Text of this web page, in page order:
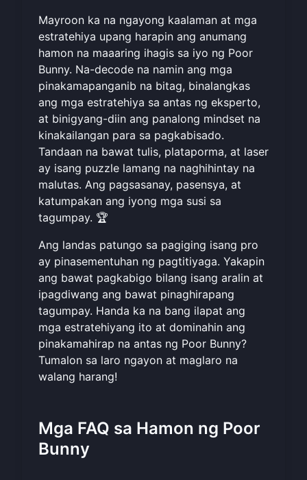
Mayroon ka na ngayong kaalaman at mga
estratehiya upang harapin ang anumang
hamon na maaaring ihagis sa iyo ng Poor
Bunny. Na-decode na namin ang mga
pinakamapanganib na bitag, binalangkas
ang mga estratehiya sa antas ng eksperto,
at binigyang-diin ang panalong mindset na
kinakailangan para sa pagkabisado.
Tandaan na bawat tulis, plataporma, at laser
ay isang puzzle lamang na naghihintay na
malutas. Ang pagsasanay, pasensya, at
katumpakan ang iyong mga susi sa
tagumpay. 🏆
Ang landas patungo sa pagiging isang pro
ay pinasementuhan ng pagtitiyaga. Yakapin
ang bawat pagkabigo bilang isang aralin at
ipagdiwang ang bawat pinaghirapang
tagumpay. Handa ka na bang ilapat ang
mga estratehiyang ito at dominahin ang
pinakamahirap na antas ng Poor Bunny?
Tumalon sa laro ngayon at maglaro na
walang harang!
Mga FAQ sa Hamon ng Poor
Bunny